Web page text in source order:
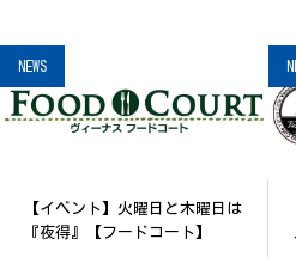
NEWS
【イベント】火曜日と木曜日は
『夜得』【フードコート】